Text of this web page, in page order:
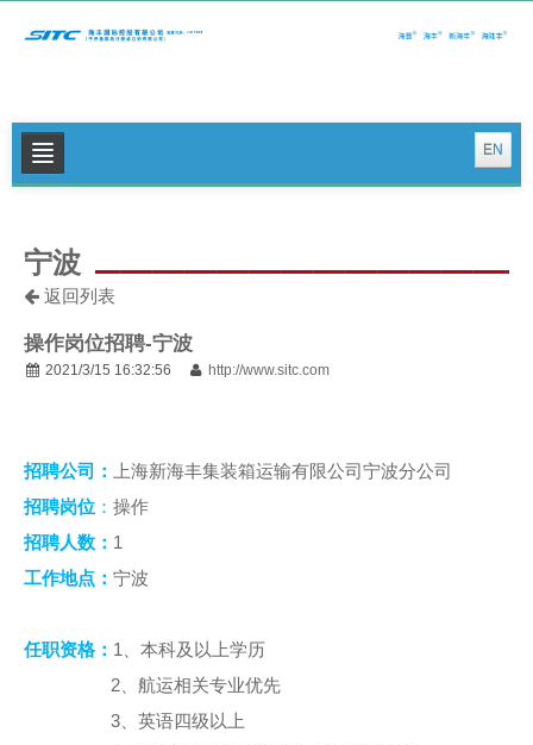
EN
公司新闻
集运特色服务
物流特色服务
联系我们
人才招聘
宁波
返回列表
操作岗位招聘-宁波
2021/3/15 16:32:56 http://www.sitc.com
招聘公司： 上海新海丰集装箱运输有限公司宁波分公司
招聘岗位 ： 操作
招聘人数： 1
工作地点： 宁波
任职资格： 1 、本科及以上学历
2、航运相关专业优先
3、英语四级以上